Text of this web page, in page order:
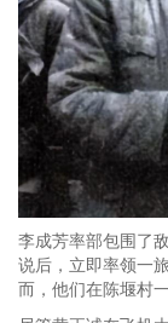
李成芳率部包围了
说后，立即率领一
而，他们在陈堰村